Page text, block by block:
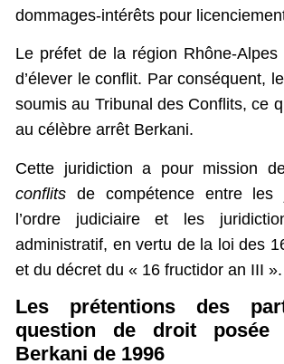
dommages-intérêts pour
Le préfet de la région Rhône-
d’élever le conflit. Par conséquent,
soumis au Tribunal des Conflits, ce
au célèbre arrêt Berkani.
Cette juridiction a pour mission
conflits de compétence entre les
l’ordre judiciaire et les
administratif, en vertu de la loi des
et du décret du « 16 fructidor an III ».
Les prétentions des
question de droit posée
Berkani de 1996